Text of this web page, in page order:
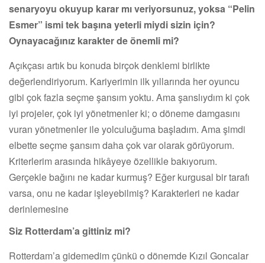
senaryoyu okuyup karar mı veriyorsunuz, yoksa “Pelin
Esmer” ismi tek başına yeterli miydi sizin için?
Oynayacağınız karakter de önemli mi?
Açıkçası artık bu konuda birçok denklemi birlikte
değerlendiriyorum. Kariyerimin ilk yıllarında her oyuncu
gibi çok fazla seçme şansım yoktu. Ama şanslıydım ki çok
iyi projeler, çok iyi yönetmenler ki; o döneme damgasını
vuran yönetmenler ile yolculuğuma başladım. Ama şimdi
elbette seçme şansım daha çok var olarak görüyorum.
Kriterlerim arasında hikâyeye özellikle bakıyorum.
Gerçekle bağını ne kadar kurmuş? Eğer kurgusal bir tarafı
varsa, onu ne kadar işleyebilmiş? Karakterleri ne kadar
derinlemesine
Siz Rotterdam’a gittiniz mi?
Rotterdam’a gidemedim çünkü o dönemde Kızıl Goncalar